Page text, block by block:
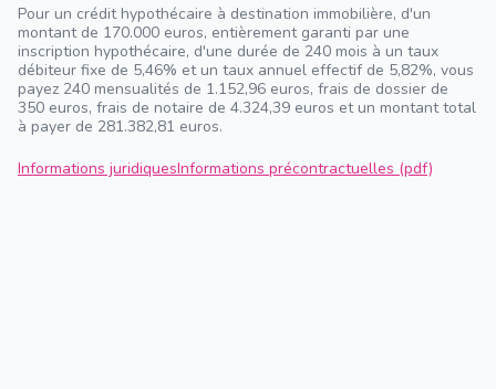
Pour un crédit hypothécaire à destination immobilière, d'un
montant de 170.000 euros, entièrement garanti par une
inscription hypothécaire, d'une durée de 240 mois à un taux
débiteur fixe de 5,46% et un taux annuel effectif de 5,82%, vous
payez 240 mensualités de 1.152,96 euros, frais de dossier de
350 euros, frais de notaire de 4.324,39 euros et un montant total
à payer de 281.382,81 euros.
Informations juridiquesInformations précontractuelles (pdf)